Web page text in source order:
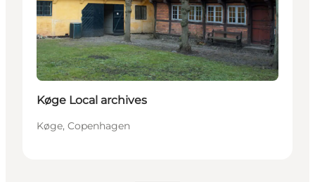
Køge Local archives
Køge, Copenhagen